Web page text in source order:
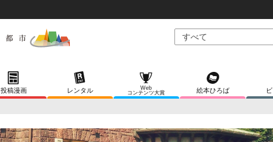
投稿漫画 レンタル
Web
コンテンツ大賞
絵本ひろば